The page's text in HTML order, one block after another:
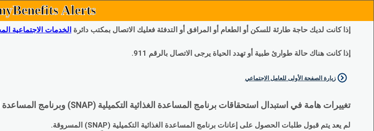
Alerts
إذا كانت لديك حاجة طارئة للسكن أو الطعام أو المرافق أو التدفئة فعليك الاتصال بمكتب دائرة الخدمات الاجتماعية
إذا كانت هناك حالة طوارئ طبية أو تهدد الحياة يرجى الاتصال بالرقم 911.
زيارة الصفحة الأولى للعامل الاجتماعي
تغييرات هامة في استبدال استحقاقات برنامج المساعدة الغذائية التكميلية (SNAP) وبرنامج المساعدة المؤقتة (TA) المسروقة:
لم يعد يتم قبول طلبات الحصول على إعانات برنامج المساعدة الغذائية التكميلية (SNAP) المسروقة.